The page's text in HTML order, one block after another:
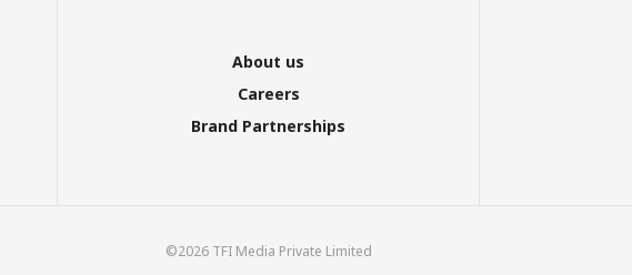
About us
Careers
Brand Partnerships
©2026 TFI Media Private Limited